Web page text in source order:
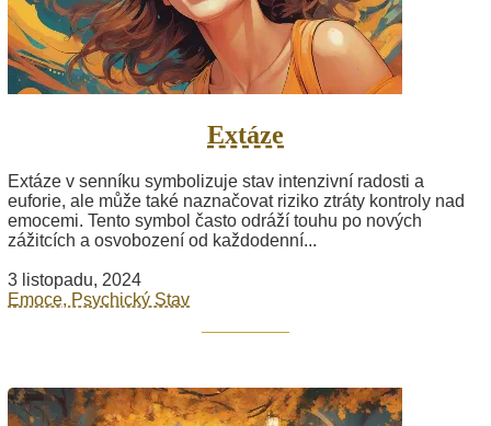
Extáze
Extáze v senníku symbolizuje stav intenzivní radosti a
euforie, ale může také naznačovat riziko ztráty kontroly nad
emocemi. Tento symbol často odráží touhu po nových
zážitcích a osvobození od každodenní...
3 listopadu, 2024
Emoce, Psychický Stav